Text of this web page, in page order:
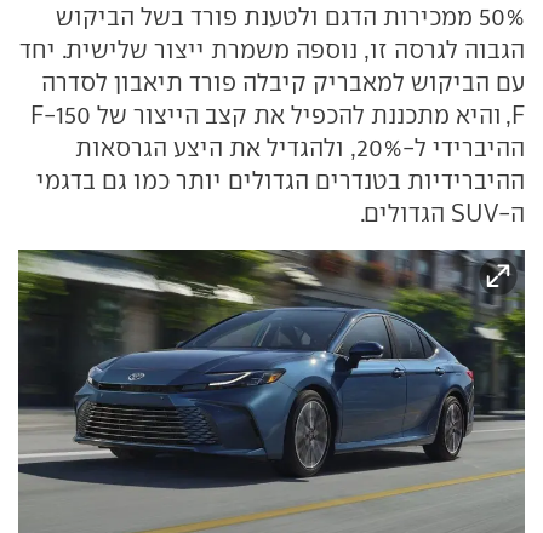
50% ממכירות הדגם ולטענת פורד בשל הביקוש
הגבוה לגרסה זו, נוספה משמרת ייצור שלישית. יחד
עם הביקוש למאבריק קיבלה פורד תיאבון לסדרה
F, והיא מתכננת להכפיל את קצב הייצור של F-150
ההיברידי ל-20%, ולהגדיל את היצע הגרסאות
ההיברידיות בטנדרים הגדולים יותר כמו גם בדגמי
ה-SUV הגדולים.